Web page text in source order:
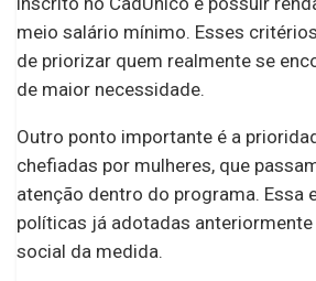
meio salário mínimo. Esses
de priorizar quem realmente se
de maior necessidade.
Outro ponto importante é a
chefiadas por mulheres, que
atenção dentro do programa. Essa
políticas já adotadas anteriormente
social da medida.